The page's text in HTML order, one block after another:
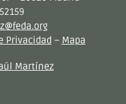
Privacidad – Mapa
Martínez